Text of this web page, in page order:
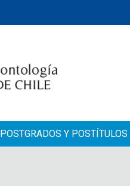
POSTGRADOS Y POSTÍTULOS